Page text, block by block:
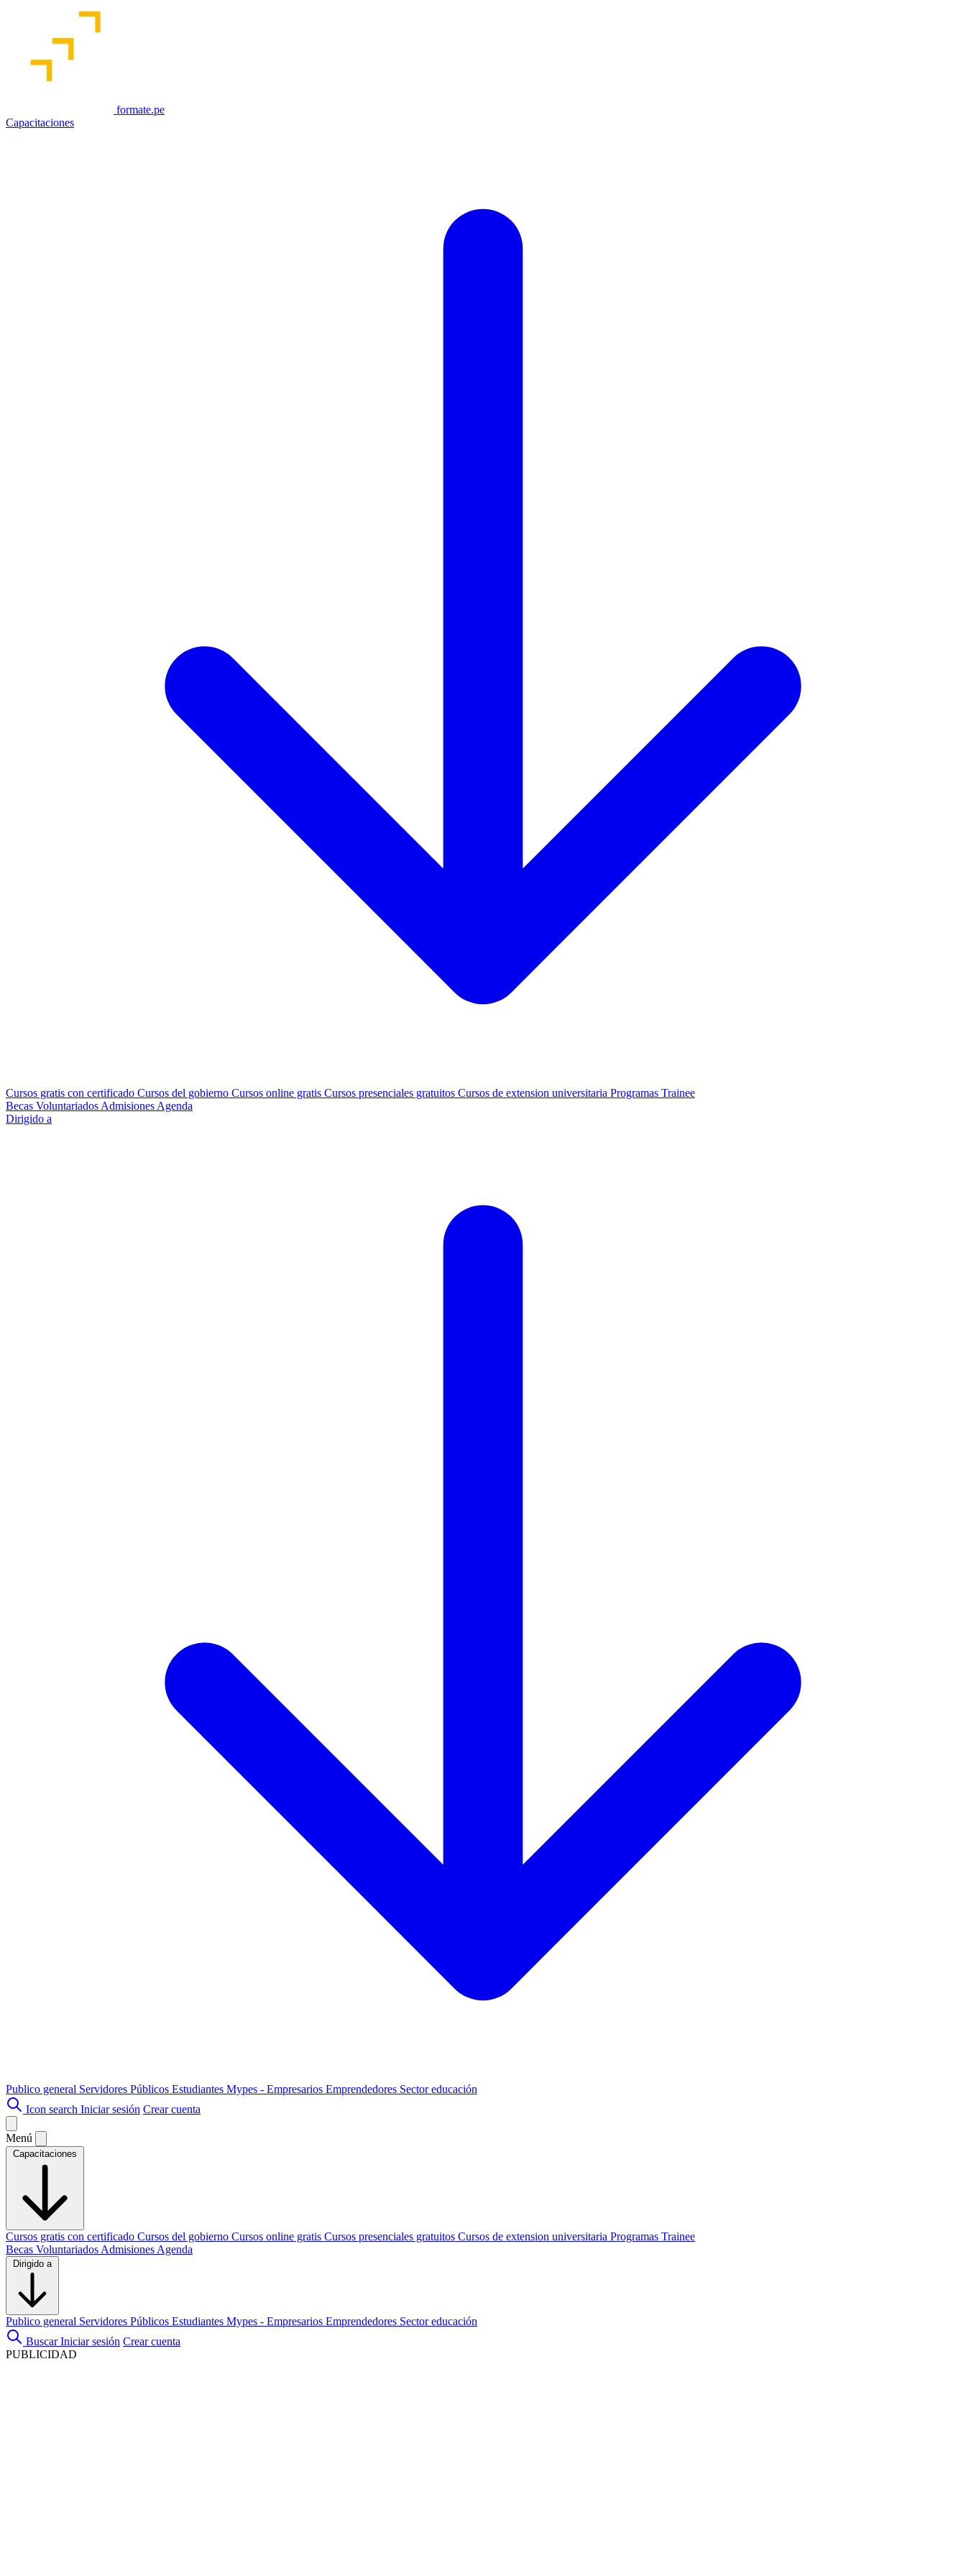
formate.pe
Capacitaciones
Cursos gratis con certificado Cursos del gobierno Cursos online gratis Cursos presenciales gratuitos Cursos de extension universitaria Programas Trainee
Becas Voluntariados Admisiones Agenda
Dirigido a
Publico general Servidores Públicos Estudiantes Mypes - Empresarios Emprendedores Sector educación
Icon search Iniciar sesión Crear cuenta
Menú
Capacitaciones
Cursos gratis con certificado Cursos del gobierno Cursos online gratis Cursos presenciales gratuitos Cursos de extension universitaria Programas Trainee
Becas Voluntariados Admisiones Agenda
Dirigido a
Publico general Servidores Públicos Estudiantes Mypes - Empresarios Emprendedores Sector educación
Buscar Iniciar sesión Crear cuenta
PUBLICIDAD